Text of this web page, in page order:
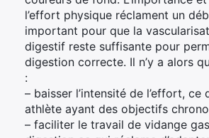
l’effort physique réclament un
important pour que la
digestif reste suffisante pour
digestion correcte. Il n’y a alors
:
– baisser l’intensité de l’effort, ce
athlète ayant des objectifs
– faciliter le travail de vidange